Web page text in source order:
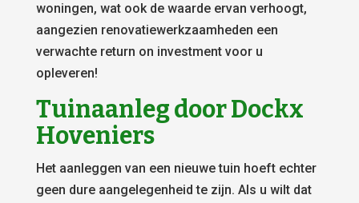
woningen, wat ook de waarde ervan verhoogt,
aangezien renovatiewerkzaamheden een
verwachte return on investment voor u
opleveren!
Tuinaanleg door Dockx
Hoveniers
Het aanleggen van een nieuwe tuin hoeft echter
geen dure aangelegenheid te zijn. Als u wilt dat